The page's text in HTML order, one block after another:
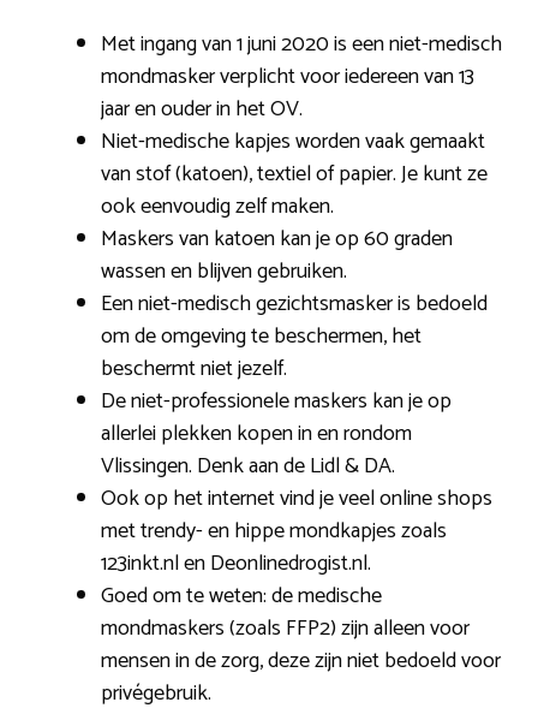
Met ingang van 1 juni 2020 is een niet-medisch
mondmasker verplicht voor iedereen van 13
jaar en ouder in het OV.
Niet-medische kapjes worden vaak gemaakt
van stof (katoen), textiel of papier. Je kunt ze
ook eenvoudig zelf maken.
Maskers van katoen kan je op 60 graden
wassen en blijven gebruiken.
Een niet-medisch gezichtsmasker is bedoeld
om de omgeving te beschermen, het
beschermt niet jezelf.
De niet-professionele maskers kan je op
allerlei plekken kopen in en rondom
Vlissingen. Denk aan de Lidl & DA.
Ook op het internet vind je veel online shops
met trendy- en hippe mondkapjes zoals
123inkt.nl en Deonlinedrogist.nl.
Goed om te weten: de medische
mondmaskers (zoals FFP2) zijn alleen voor
mensen in de zorg, deze zijn niet bedoeld voor
privégebruik.